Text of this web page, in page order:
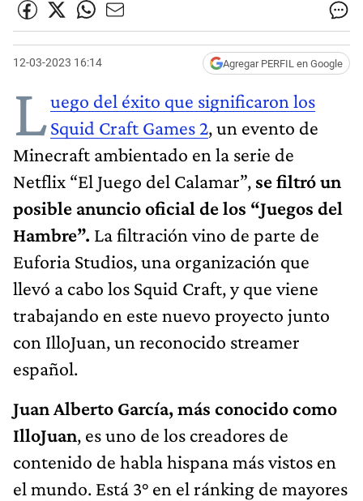
12-03-2023 16:14 Agregar PERFIL en Google
Luego del éxito que significaron los
Squid Craft Games 2, un evento de
Minecraft ambientado en la serie de
Netflix “El Juego del Calamar”, se filtró un
posible anuncio oficial de los “Juegos del
Hambre”. La filtración vino de parte de
Euforia Studios, una organización que
llevó a cabo los Squid Craft, y que viene
trabajando en este nuevo proyecto junto
con IlloJuan, un reconocido streamer
español.
Juan Alberto García, más conocido como
IlloJuan, es uno de los creadores de
contenido de habla hispana más vistos en
el mundo. Está 3° en el ránking de mayores